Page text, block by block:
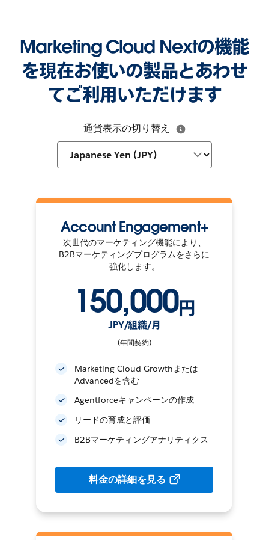
Marketing Cloud Nextの機能
を現在お使いの製品とあわせ
てご利用いただけます
通貨表示の切り替え
Account Engagement+
次世代のマーケティング機能により、
B2Bマーケティングプログラムをさらに
強化します。
150,000円
JPY/組織/月
(年間契約)
Marketing Cloud Growthまたは
Advancedを含む
Agentforceキャンペーンの作成
リードの育成と評価
B2Bマーケティングアナリティクス
料金の詳細を見る